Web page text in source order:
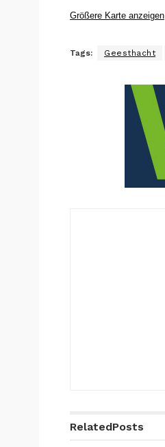
Größere Karte anzeigen
Tags: Geesthacht
RelatedPosts